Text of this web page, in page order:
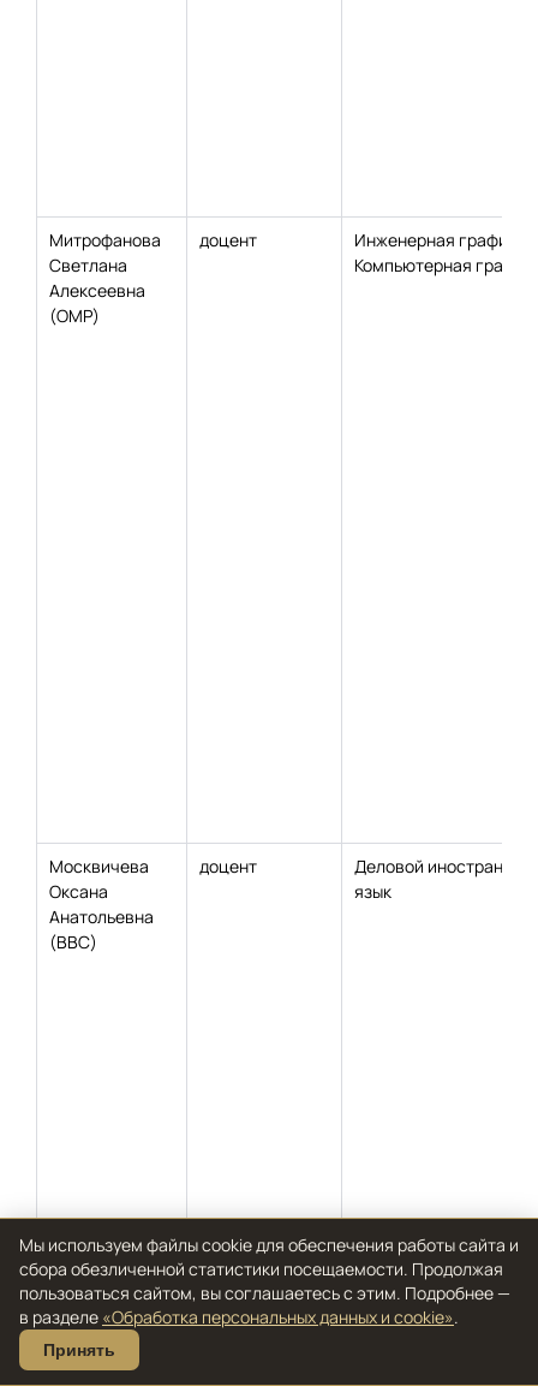
Митрофанова
Светлана
Алексеевна
(ОМР)
доцент
Инженерная графика;
Компьютерная
Москвичева
Оксана
Анатольевна
(ВВС)
доцент
Деловой иностранный
язык
Муртазаев
Эннан
Рустамович
(ВВС)
доцент
Теоретические основы
электротехники;
Физический
Мы используем файлы cookie для обеспечения работы сайта и
сбора обезличенной статистики посещаемости. Продолжая
пользоваться сайтом, вы соглашаетесь с этим. Подробнее —
в разделе «Обработка персональных данных и cookie».
Принять